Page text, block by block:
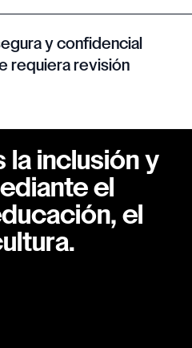
y confidencial
requiera revisión
la inclusión y
el
el